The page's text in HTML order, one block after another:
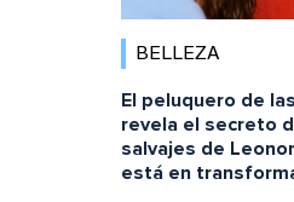
BELLEZA
El peluquero de
revela el secreto
salvajes de
está en